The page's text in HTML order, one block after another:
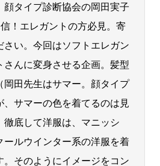
顔タイプ診断協会の岡田実子
！エレガントの方必見。寄
さい。今回はソフトエレガン
さんに変身させる企画。髪型
岡田先生はサマー。顔タイプ
、サマーの色を着てるのは見
徹底して洋服は、マニッシ
ールウインター系の洋服を着
。そのようにイメージをコン